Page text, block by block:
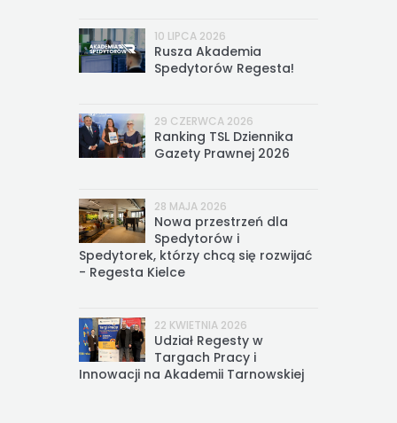
10 LIPCA 2026
Rusza Akademia
Spedytorów Regesta!
29 CZERWCA 2026
Ranking TSL Dziennika
Gazety Prawnej 2026
28 MAJA 2026
Nowa przestrzeń dla
Spedytorów i
Spedytorek, którzy chcą się rozwijać
- Regesta Kielce
22 KWIETNIA 2026
Udział Regesty w
Targach Pracy i
Innowacji na Akademii Tarnowskiej